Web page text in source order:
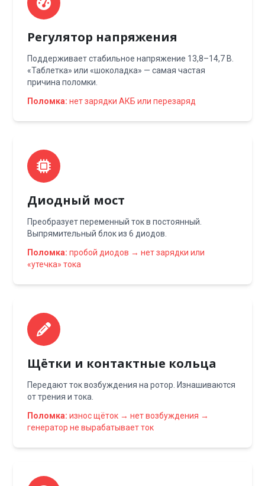
Регулятор напряжения
Поддерживает стабильное напряжение 13,8–14,7 В.
«Таблетка» или «шоколадка» — самая частая
причина поломки.
Поломка: нет зарядки АКБ или перезаряд
Диодный мост
Преобразует переменный ток в постоянный.
Выпрямительный блок из 6 диодов.
Поломка: пробой диодов → нет зарядки или
«утечка» тока
Щётки и контактные кольца
Передают ток возбуждения на ротор. Изнашиваются
от трения и тока.
Поломка: износ щёток → нет возбуждения →
генератор не вырабатывает ток